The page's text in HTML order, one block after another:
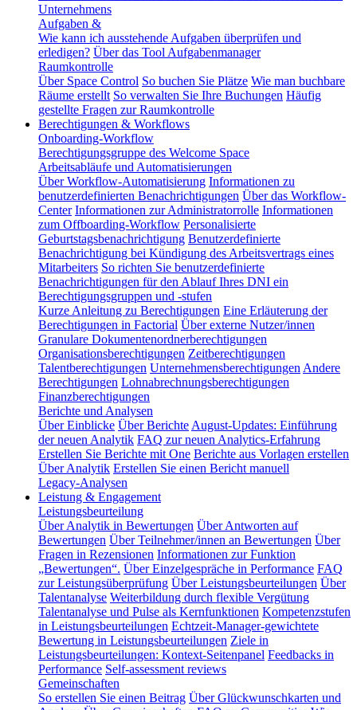
Unternehmens
Aufgaben &
Wie kann ich ausstehende Aufgaben überprüfen und
erledigen? Über das Tool Aufgabenmanager
Raumkontrolle
Über Space Control So buchen Sie Plätze Wie man buchbare
Räume erstellt So verwalten Sie Ihre Buchungen Häufig
gestellte Fragen zur Raumkontrolle
Berechtigungen & Workflows
Onboarding-Workflow
Berechtigungsgruppe des Welcome Space
Arbeitsabläufe und Automatisierungen
Über Workflow-Automatisierung Informationen zu
benutzerdefinierten Benachrichtigungen Über das Workflow-
Center Informationen zur Administratorrolle Informationen
zum Offboarding-Workflow Personalisierte
Geburtstagsbenachrichtigung Benutzerdefinierte
Benachrichtigung bei Kündigung des Arbeitsvertrags eines
Mitarbeiters So richten Sie benutzerdefinierte
Benachrichtigungen für den Ablauf Ihres DNI ein
Berechtigungsgruppen und -stufen
Kurze Anleitung zu Berechtigungen Eine Erläuterung der
Berechtigungen in Factorial Über externe Nutzer/innen
Granulare Dokumentenordnerberechtigungen
Organisationsberechtigungen Zeitberechtigungen
Talentberechtigungen Unternehmensberechtigungen Andere
Berechtigungen Lohnabrechnungsberechtigungen
Finanzberechtigungen
Berichte und Analysen
Über Einblicke Über Berichte August-Updates: Einführung
der neuen Analytik FAQ zur neuen Analytics-Erfahrung
Erstellen Sie Berichte mit One Berichte aus Vorlagen erstellen
Über Analytik Erstellen Sie einen Bericht manuell
Legacy-Analysen
Leistung & Engagement
Leistungsbeurteilung
Über Analytik in Bewertungen Über Antworten auf
Bewertungen Über Teilnehmer/innen an Bewertungen Über
Fragen in Rezensionen Informationen zur Funktion
„Bewertungen“. Über Einzelgespräche in Performance FAQ
zur Leistungsüberprüfung Über Leistungsbeurteilungen Über
Talentanalyse Weiterbildung durch flexible Vergütung
Talentanalyse und Pulse als Kernfunktionen Kompetenzstufen
in Leistungsbeurteilungen Echtzeit-Manager-gewichtete
Bewertung in Leistungsbeurteilungen Ziele in
Leistungsbeurteilungen: Kontext-Seitenpanel Feedbacks in
Performance Self-assessment reviews
Gemeinschaften
So erstellen Sie einen Beitrag Über Glückwunschkarten und